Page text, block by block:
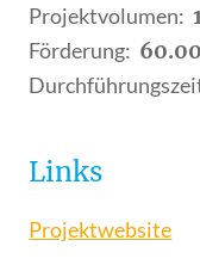
Projektvolumen: ,
Förderung:
Links
Projektwebsite